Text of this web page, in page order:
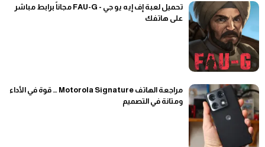
تحميل لعبة إف إيه يو جي - FAU-G مجاناً برابط مباشر
على هاتفك
مراجعة الهاتف Motorola Signature … قوة في الأداء
ومتانة في التصميم